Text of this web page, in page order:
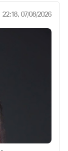
22:18, 07/08/2026